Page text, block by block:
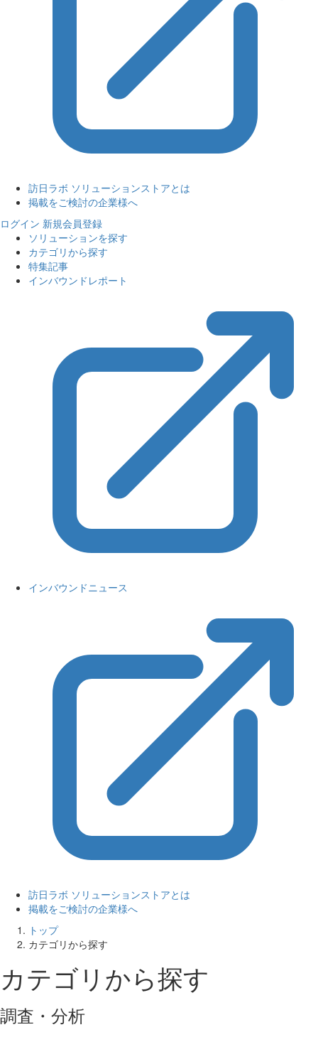
訪日ラボ ソリューションストアとは
掲載をご検討の企業様へ
ログイン 新規会員登録
ソリューションを探す
カテゴリから探す
特集記事
インバウンドレポート
インバウンドニュース
訪日ラボ ソリューションストアとは
掲載をご検討の企業様へ
トップ
カテゴリから探す
カテゴリから探す
調査・分析